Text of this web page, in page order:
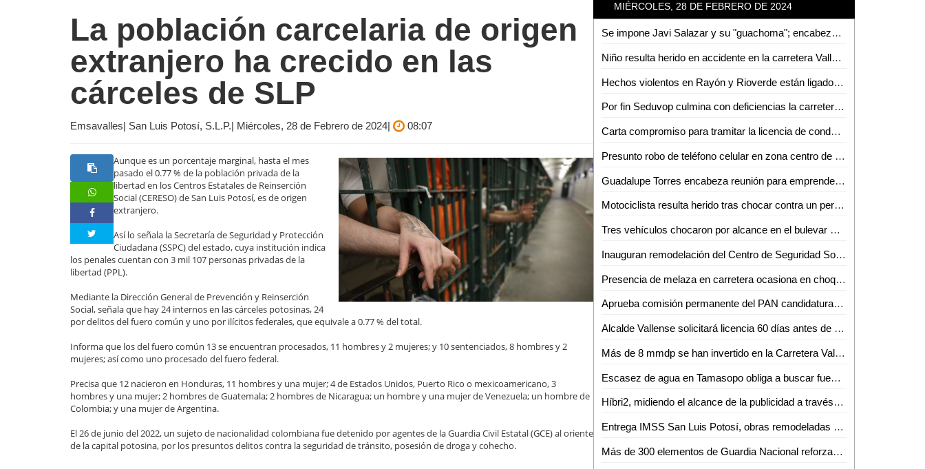
La población carcelaria de origen
extranjero ha crecido en las
cárceles de SLP
Emsavalles| San Luis Potosí, S.L.P.| Miércoles, 28 de Febrero de 2024| 08:07
Aunque es un porcentaje marginal, hasta el mes
pasado el 0.77 % de la población privada de la
libertad en los Centros Estatales de Reinserción
Social (CERESO) de San Luis Potosí, es de origen
extranjero.
Así lo señala la Secretaría de Seguridad y Protección
Ciudadana (SSPC) del estado, cuya institución indica
los penales cuentan con 3 mil 107 personas privadas de la
libertad (PPL).
Mediante la Dirección General de Prevención y Reinserción
Social, señala que hay 24 internos en las cárceles potosinas, 24
por delitos del fuero común y uno por ilícitos federales, que equivale a 0.77 % del total.
Informa que los del fuero común 13 se encuentran procesados, 11 hombres y 2 mujeres; y 10 sentenciados, 8 hombres y 2
mujeres; así como uno procesado del fuero federal.
Precisa que 12 nacieron en Honduras, 11 hombres y una mujer; 4 de Estados Unidos, Puerto Rico o mexicoamericano, 3
hombres y una mujer; 2 hombres de Guatemala; 2 hombres de Nicaragua; un hombre y una mujer de Venezuela; un hombre de
Colombia; y una mujer de Argentina.
El 26 de junio del 2022, un sujeto de nacionalidad colombiana fue detenido por agentes de la Guardia Civil Estatal (GCE) al oriente
de la capital potosina, por los presuntos delitos contra la seguridad de tránsito, posesión de droga y cohecho.
MIÉRCOLES, 28 DE FEBRERO DE 2024
Se impone Javi Salazar y su "guachoma"; encabezan planilla de regidores que acompañarán al Tecmol
Niño resulta herido en accidente en la carretera Valles - Tampico
Hechos violentos en Rayón y Rioverde están ligados a enfrentamientos entre grupos rivales: Fiscalía
Por fin Seduvop culmina con deficiencias la carretera Valles - Naranjo
Carta compromiso para tramitar la licencia de conducir ya no será un requisito obligatorio: Gobernador
Presunto robo de teléfono celular en zona centro de Ciudad Valles
Guadalupe Torres encabeza reunión para emprender acciones contra la sequía en la Huasteca
Motociclista resulta herido tras chocar contra un perro en el boulevard Lázaro Cárdenas de Valles
Tres vehículos chocaron por alcance en el bulevar México-Laredo
Inauguran remodelación del Centro de Seguridad Social del IMSS en Ciudad Valles
Presencia de melaza en carretera ocasiona en choque en la Valles - Mante
Aprueba comisión permanente del PAN candidaturas en ayuntamientos y diputaciones locales
Alcalde Vallense solicitará licencia 60 días antes de las elecciones
Más de 8 mmdp se han invertido en la Carretera Valles - Tamazunchale: SICT
Escasez de agua en Tamasopo obliga a buscar fuentes alternativas de abastecimiento
Híbri2, midiendo el alcance de la publicidad a través de la tecnología: Lucio Martínez
Entrega IMSS San Luis Potosí, obras remodeladas del Centro de Seguridad Social en Ciudad Valles
Más de 300 elementos de Guardia Nacional reforzarán seguridad en la Huasteca: J. Guadalupe Torres